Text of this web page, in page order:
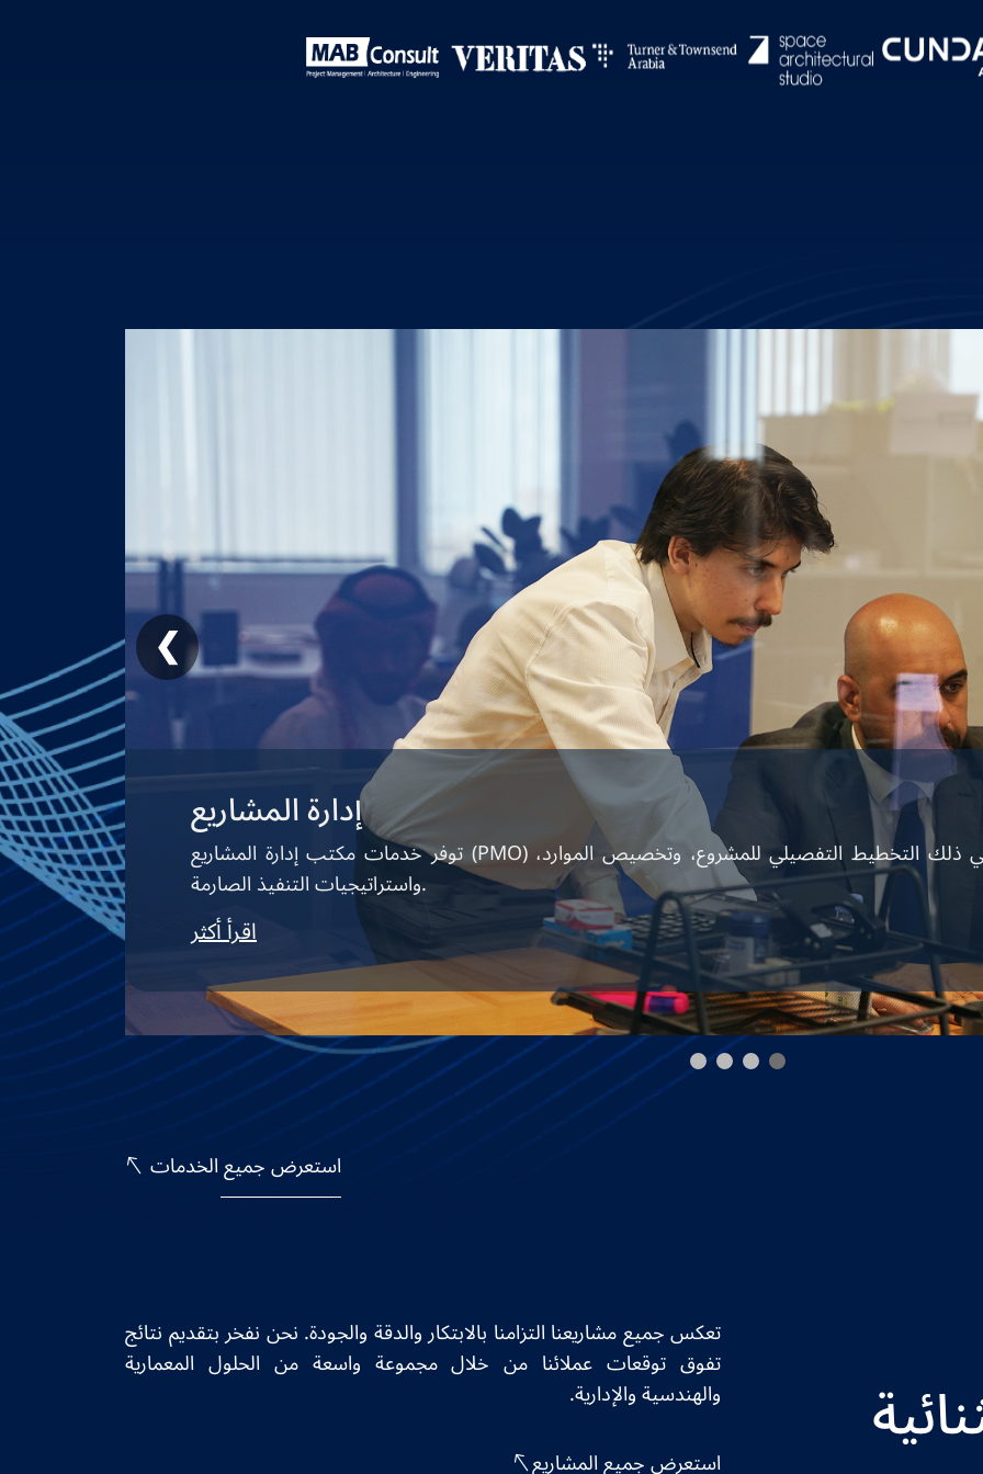
إدارة المشاريع
توفر خدمات مكتب إدارة المشاريع (PMO) لدينا ميزة استراتيجية وتشغيلية، بما في ذلك التخطيط التفصيلي للمشروع، وتخصيص الموارد،
واستراتيجيات التنفيذ الصارمة.
اقرأ أكثر
❯
استعرض جميع الخدمات
تعكس جميع مشاريعنا التزامنا بالابتكار والدقة والجودة. نحن نفخر بتقديم نتائج
تفوق توقعات عملائنا من خلال مجموعة واسعة من الحلول المعمارية
والهندسية والإدارية.
استعرض جميع المشاريع